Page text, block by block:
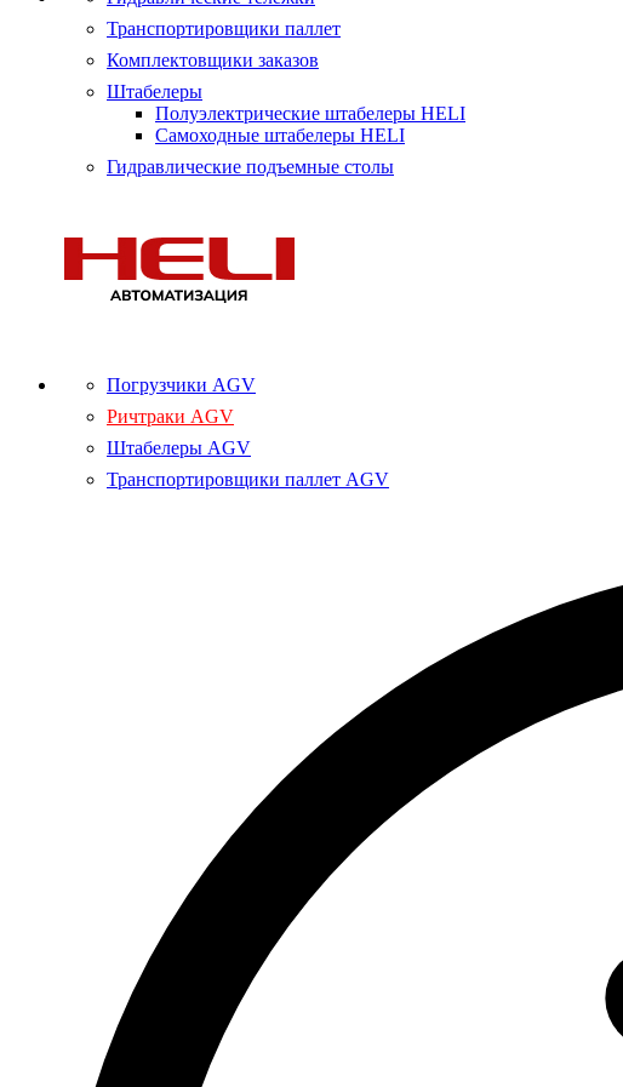
Транспортировщики паллет
Комплектовщики заказов
Штабелеры
Полуэлектрические штабелеры HELI
Самоходные штабелеры HELI
Гидравлические подъемные столы
Погрузчики AGV
Ричтраки AGV
Штабелеры AGV
Транспортировщики паллет AGV